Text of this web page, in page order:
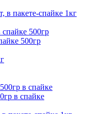
пакете-спайке 1кг
500гр
в спайке